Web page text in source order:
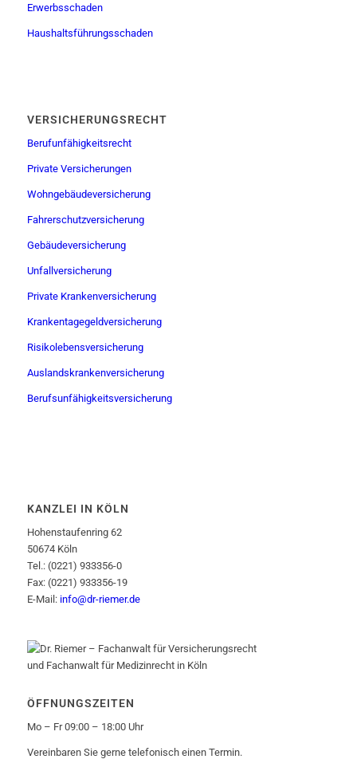
Erwerbsschaden
Haushaltsführungsschaden
VERSICHERUNGSRECHT
Berufunfähigkeitsrecht
Private Versicherungen
Wohngebäudeversicherung
Fahrerschutzversicherung
Gebäudeversicherung
Unfallversicherung
Private Krankenversicherung
Krankentagegeldversicherung
Risikolebensversicherung
Auslandskrankenversicherung
Berufsunfähigkeitsversicherung
KANZLEI IN KÖLN
Hohenstaufenring 62
50674 Köln
Tel.: (0221) 933356-0
Fax: (0221) 933356-19
E-Mail: info@dr-riemer.de
ÖFFNUNGSZEITEN
Mo – Fr 09:00 – 18:00 Uhr
Vereinbaren Sie gerne telefonisch einen Termin.